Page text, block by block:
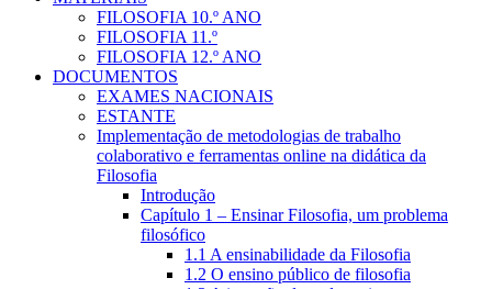
FILOSOFIA 10.º ANO
FILOSOFIA 11.º
FILOSOFIA 12.º ANO
DOCUMENTOS
EXAMES NACIONAIS
ESTANTE
Implementação de metodologias de trabalho
colaborativo e ferramentas online na didática da
Filosofia
Introdução
Capítulo 1 – Ensinar Filosofia, um problema
filosófico
1.1 A ensinabilidade da Filosofia
1.2 O ensino público de filosofia